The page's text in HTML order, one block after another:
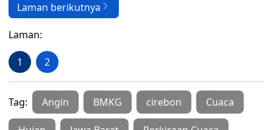
Laman berikutnya
Laman:
1 2
Tag: Angin BMKG cirebon Cuaca